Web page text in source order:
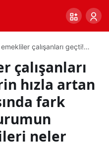
çalışanları geçti!
fark yaratıyor. Bu
ekonomiye etkileri neler
çalışanları
hızla artan
fark
neler
0